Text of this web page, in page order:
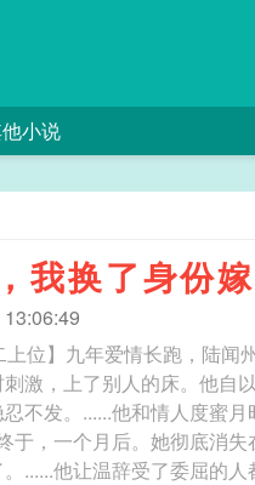
小说
我换了身份
上位】九年爱情长跑，陆
激，上了别人的床。他自
不发。......他和情人度蜜
于，一个月后。她彻底消
......他让温辞受了委屈的人